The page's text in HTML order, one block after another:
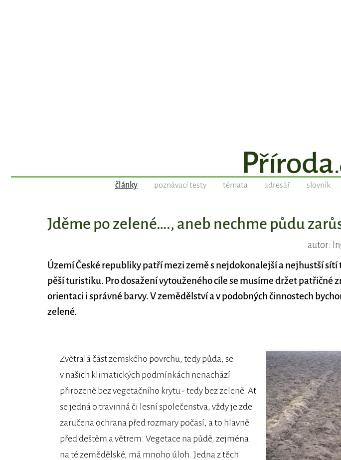
články poznávací testy témata adresář slovník
Jděme po zelené…., aneb nechme půdu
autor:
Území České republiky patří mezi země s nejdokonalejší a nejhustší
pěší turistiku. Pro dosažení vytouženého cíle se musíme držet patřičné
orientaci i správné barvy. V zemědělství a v podobných činnostech
zelené.
Zvětralá část zemského povrchu, tedy půda, se
v našich klimatických podmínkách nenachází
přirozeně bez vegetačního krytu - tedy bez zeleně. Ať
se jedná o travinná či lesní společenstva, vždy je zde
zaručena ochrana před rozmary počasí, a to hlavně
před deštěm a větrem. Vegetace na půdě, zejména
na té zemědělské, má mnoho úloh. Jedna z těch